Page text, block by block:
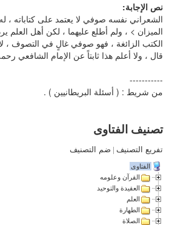
نص الإجابة:
الشعراني نفسه صوفي لا يعتمد على كتاباته ،
الميزان > ، ولم أطلع عليهما ، لكن أهل العلم
الكتب الزائغة ، فهو صوفي غالٍ في التصوف ،
قال ، ولا أعلم هذا ثابتاً عن الإمام الشافعي
-----------
من شريط : ( أسئلة البريطانيين ) .
تصنيف الفتاوى
تفريع التصنيف | ضم التصنيف
الفتاوى
القرآن وعلومه
العقيدة والتوحيد
العلم
الطهارة
الصلاة